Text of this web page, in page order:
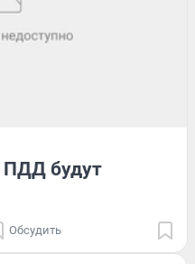
ПДД будут
Обсудить